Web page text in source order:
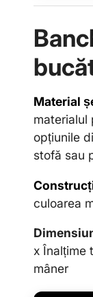
Material
materialul
opțiunile
stofă sau
culoarea
x Înalțime
mâner